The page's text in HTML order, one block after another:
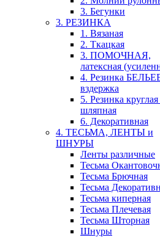
3. Бегунки
3. РЕЗИНКА
1. Вязаная
2. Ткацкая
3. ПОМОЧНАЯ,
латексная
4. Резинка
вздержка
5. Резинка круглая
шляпная
6. Декоративная
4. ТЕСЬМА, ЛЕНТЫ и
ШНУРЫ
Ленты различные
Тесьма
Тесьма Брючная
Тесьма
Тесьма киперная
Тесьма Плечевая
Тесьма Шторная
Шнуры